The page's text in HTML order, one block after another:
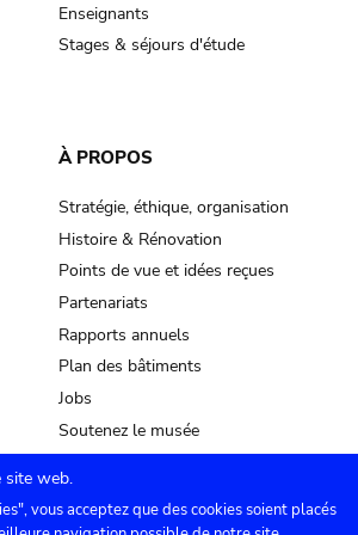
Enseignants
Stages & séjours d'étude
À PROPOS
Stratégie, éthique, organisation
Histoire & Rénovation
Points de vue et idées reçues
Partenariats
Rapports annuels
Plan des bâtiments
Jobs
Soutenez le musée
site web.
vous acceptez que des cookies soient placés